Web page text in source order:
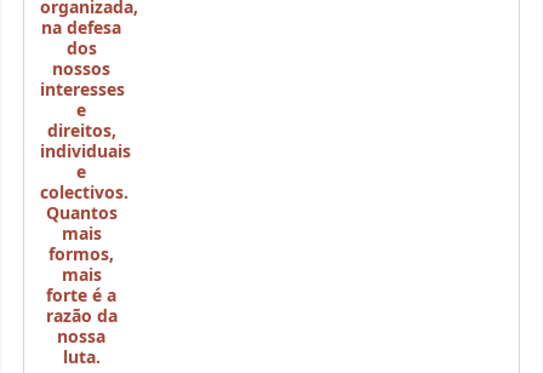
organizada,
na defesa
dos
nossos
interesses
e
direitos,
individuais
e
colectivos.
Quantos
mais
formos,
mais
forte é a
razão da
nossa
luta.